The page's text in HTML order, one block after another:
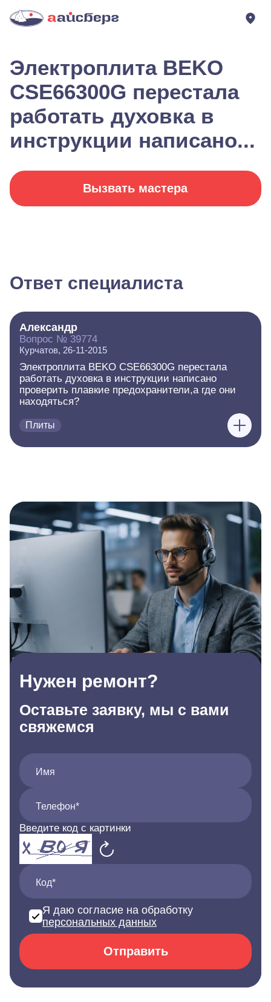
Электроплита BEKO
CSE66300G перестала
работать духовка в
инструкции написано...
Вызвать мастера
Ответ специалиста
Александр
Вопрос № 39774
Курчатов, 26-11-2015
Электроплита BEKO CSE66300G перестала
работать духовка в инструкции написано
проверить плавкие предохранители,а где они
находяться?
Плиты
Нужен ремонт?
Оставьте заявку, мы с вами
свяжемся
Имя
Телефон*
Введите код с картинки
Код*
Я даю согласие на обработку
персональных данных
Отправить